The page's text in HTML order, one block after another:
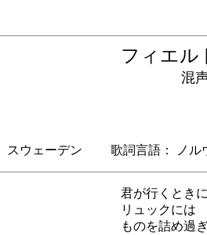
フィエ
混声合
スウェーデン 歌詞言語： ノル
君が行くとき
リュックには
ものを詰め過